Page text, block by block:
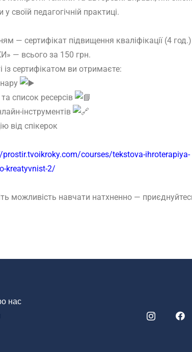
у своїй педагогічній практиці.
— сертифікат підвищення кваліфікації (4
— всього за 150 грн.
із сертифікатом ви отримаєте:
список ресерсів
інструментів
від спікерок
courses/tekstova-ihroterapiya-
kreatyvnist-2/
можливість навчати натхненно —
нас